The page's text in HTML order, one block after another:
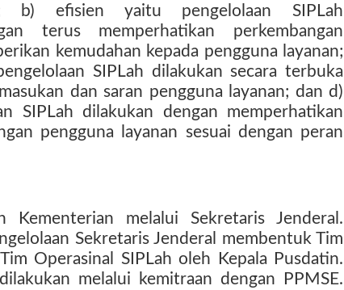
b) efisien yaitu pengelolaan SIPLah
terus memperhatikan perkembangan
kemudahan kepada pengguna layanan;
SIPLah dilakukan secara terbuka
dan saran pengguna layanan; dan d)
SIPLah dilakukan dengan memperhatikan
pengguna layanan sesuai dengan peran
Kementerian melalui Sekretaris Jenderal.
Sekretaris Jenderal membentuk Tim
Operasinal SIPLah oleh Kepala Pusdatin.
melalui kemitraan dengan PPMSE.